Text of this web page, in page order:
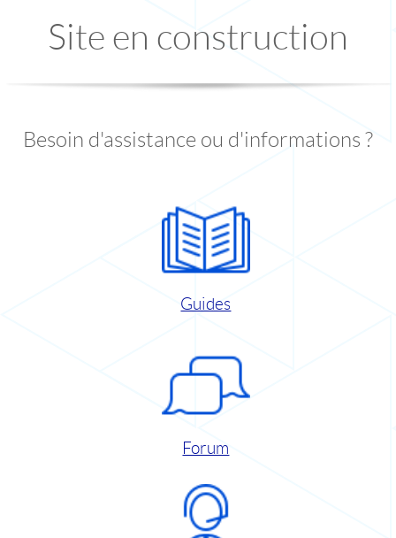
Site en construction
Besoin d'assistance ou d'informations ?
Guides
Forum